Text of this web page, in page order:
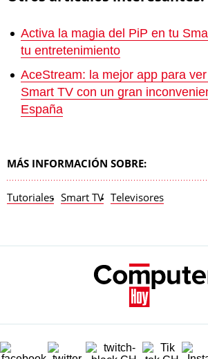
Activa la magia del PiP en tu
tu entretenimiento
AceStream: la mejor app para
Smart TV con un gran
España
MÁS INFORMACIÓN SOBRE:
Tutoriales Smart TV Televisores